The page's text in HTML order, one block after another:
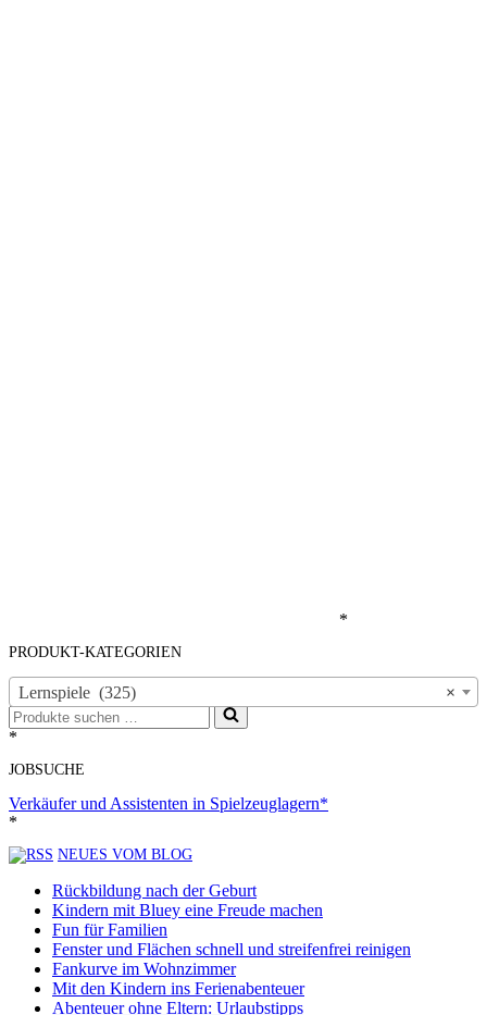
*
PRODUKT-KATEGORIEN
×
Lernspiele (325)
Suchen
nach …
*
JOBSUCHE
Verkäufer und Assistenten in Spielzeuglagern*
*
NEUES VOM BLOG
Rückbildung nach der Geburt
Kindern mit Bluey eine Freude machen
Fun für Familien
Fenster und Flächen schnell und streifenfrei reinigen
Fankurve im Wohnzimmer
Mit den Kindern ins Ferienabenteuer
Abenteuer ohne Eltern: Urlaubstipps